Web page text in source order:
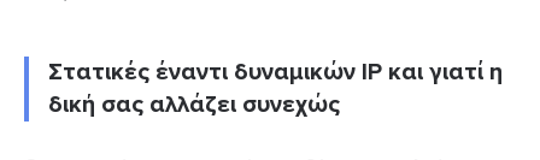
Στατικές έναντι δυναμικών IP και γιατί η
δική σας αλλάζει συνεχώς